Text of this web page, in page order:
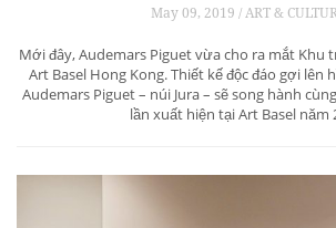
May 09, 2019 / ART &
Mới đây, Audemars Piguet vừa cho ra mắt
Art Basel Hong Kong. Thiết kế độc đáo gợi lên
Audemars Piguet – núi Jura – sẽ song hành
lần xuất hiện tại Art Basel năm